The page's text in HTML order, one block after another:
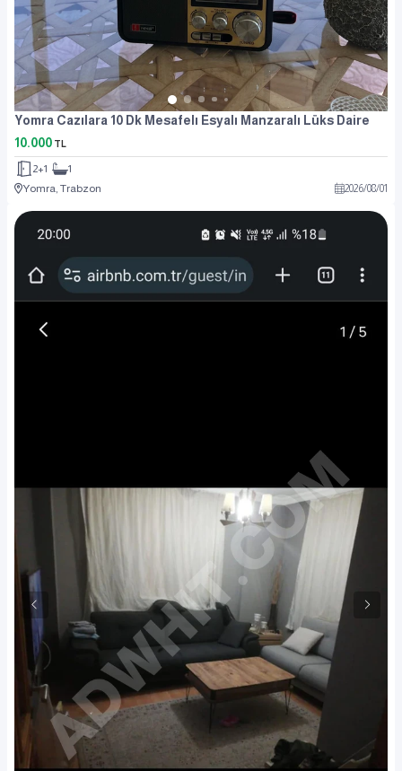
Yomra Cazılara 10 Dk Mesafelı Esyalı Manzaralı Lüks Daire
10.000 TL
2+1
1
Yomra, Trabzon
2026/08/01